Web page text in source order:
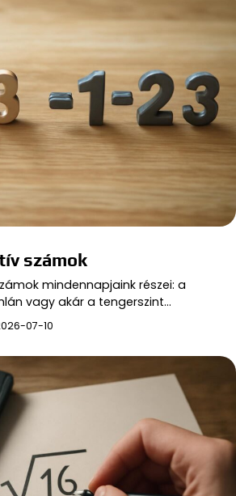
számok
mindennapjaink részei: a
vagy akár a tengerszint…
07-10